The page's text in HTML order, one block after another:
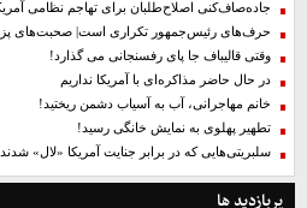
جاده‌صاف‌کنی اصلاح‌طلبان برای تهاجم نظامی
حرف‌های رئیس‌جمهور تکراری است| صحبت‌های
وقتی قالیباف جا پای رفسنجانی می گذارد!
در حال حاضر مذاکره‌ای با آمریکا نداریم
خانم مهاجرانی، آب به آسیاب دشمن ریختید!
تطهیر پهلوی به نمایش خانگی رسید!
سلبریتی‌هایی که در برابر جنایت آمریکا «لال»
پربازدید ها